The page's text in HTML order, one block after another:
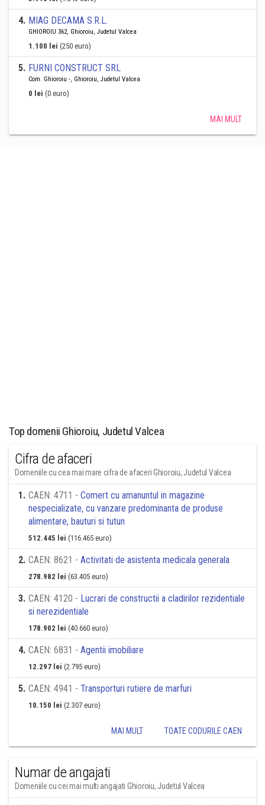
4. MIAG DECAMA S.R.L.
GHIOROIU 362, Ghioroiu, Judetul Valcea
1.100 lei (250 euro)
5. FURNI CONSTRUCT SRL
Com. Ghioroiu -, Ghioroiu, Judetul Valcea
0 lei (0 euro)
MAI MULT
Top domenii Ghioroiu, Judetul Valcea
Cifra de afaceri
Domeniile cu cea mai mare cifra de afaceri Ghioroiu, Judetul Valcea
1. CAEN: 4711 - Comert cu amanuntul in magazine
nespecializate, cu vanzare predominanta de produse
alimentare, bauturi si tutun
512.445 lei (116.465 euro)
2. CAEN: 8621 - Activitati de asistenta medicala generala
278.982 lei (63.405 euro)
3. CAEN: 4120 - Lucrari de constructii a cladirilor rezidentiale
si nerezidentiale
178.902 lei (40.660 euro)
4. CAEN: 6831 - Agentii imobiliare
12.297 lei (2.795 euro)
5. CAEN: 4941 - Transporturi rutiere de marfuri
10.150 lei (2.307 euro)
MAI MULT TOATE CODURILE CAEN
Numar de angajati
Domeniile cu cei mai multi angajati Ghioroiu, Judetul Valcea